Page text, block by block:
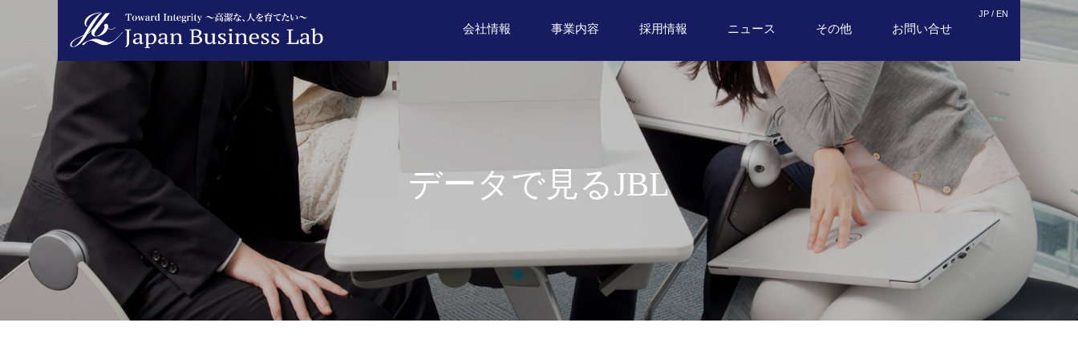
会社情報 事業内容 採用情報 ニュース その他 お問い合せ
JP / EN
データで見るJBL